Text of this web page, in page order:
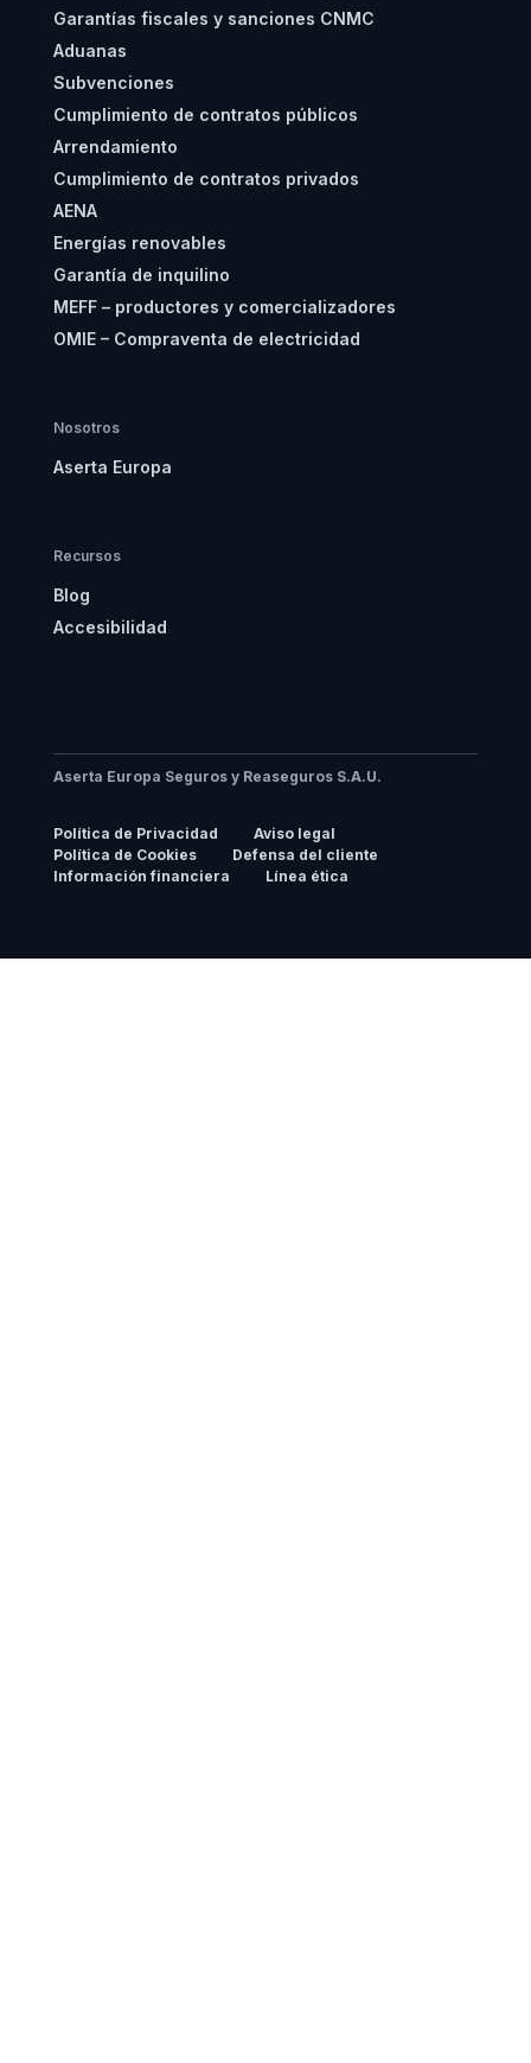
Garantías fiscales y sanciones CNMC
Aduanas
Subvenciones
Cumplimiento de contratos públicos
Arrendamiento
Cumplimiento de contratos privados
AENA
Energías renovables
Garantía de inquilino
MEFF – productores y comercializadores
OMIE – Compraventa de electricidad
Nosotros
Aserta Europa
Recursos
Blog
Accesibilidad
Aserta Europa Seguros y Reaseguros S.A.U.
Política de Privacidad
Aviso legal
Política de Cookies
Defensa del cliente
Información financiera
Línea ética